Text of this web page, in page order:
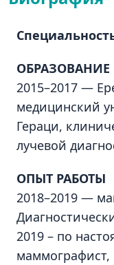
ОБРАЗОВАНИЕ
2015–2017 —
медицинский
Гераци,
лучевой
ОПЫТ РАБОТЫ
2018–2019 —
2019 – по